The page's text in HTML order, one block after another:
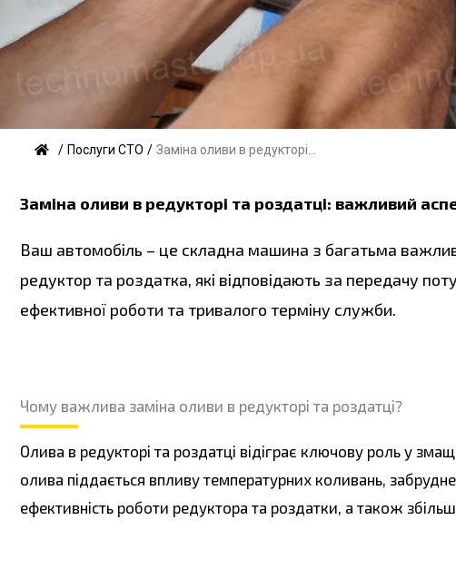
/ Послуги СТО / Заміна оливи в редукторі...
Заміна оливи в редукторі та роздатці: важливий
Ваш автомобіль – це складна машина з багатьма
редуктор та роздатка, які відповідають за передачу
ефективної роботи та тривалого терміну служби.
Чому важлива заміна оливи в редукторі та роздатці?
Олива в редукторі та роздатці відіграє ключову роль у
олива піддається впливу температурних коливань,
ефективність роботи редуктора та роздатки, а також